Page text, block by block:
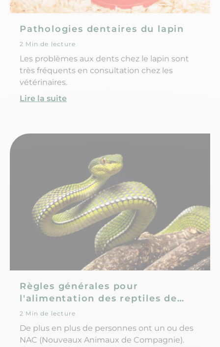
Pathologies dentaires du lapin
2 Min de lecture
Les problèmes aux dents chez le lapin sont
très fréquents en consultation chez les
vétérinaires.
Lire la suite
Règles générales pour
l'alimentation des reptiles de
compagnie
2 Min de lecture
De plus en plus de personnes ont un ou des
NAC (Nouveaux Animaux de Compagnie).